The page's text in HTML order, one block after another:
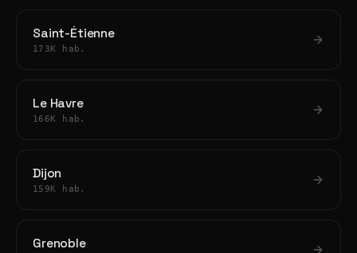
Saint-Étienne
173K hab.
Le Havre
166K hab.
Dijon
159K hab.
Grenoble